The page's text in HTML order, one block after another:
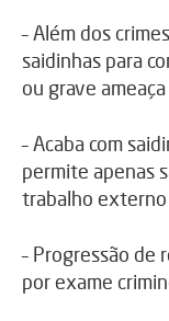
– Além dos
saidinhas para
ou grave ameaça
– Acaba com
permite apenas
trabalho externo
– Progressão de
por exame